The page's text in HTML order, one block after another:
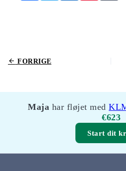
FORRIGE
Maja har fløjet med
€623
Start dit